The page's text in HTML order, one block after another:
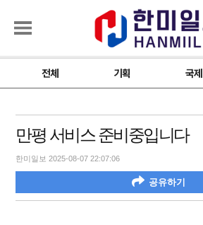
전체 기획 국제
만평 서비스 준비중입니다
한미일보 2025-08-07 22:07:06
공유하기